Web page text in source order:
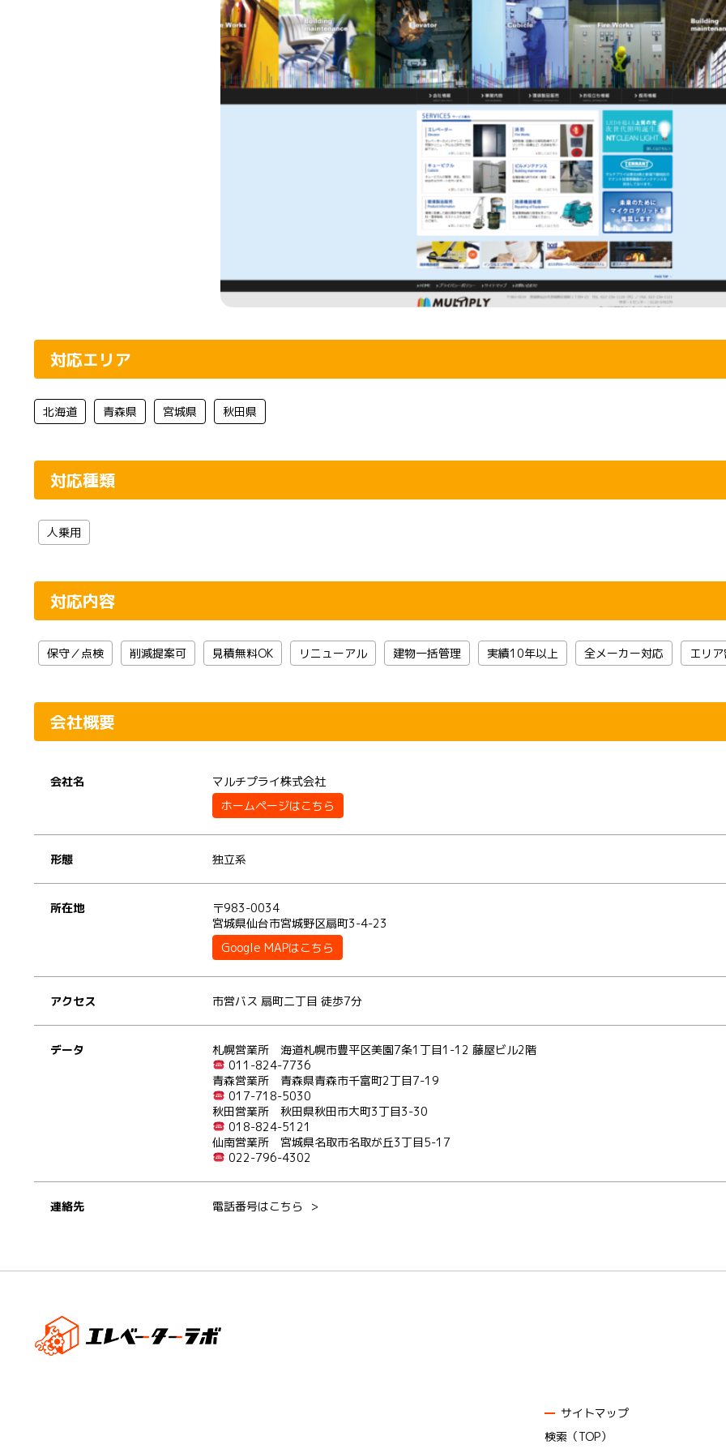
対応エリア
北海道 青森県 宮城県 秋田県
対応種類
人乗用
対応内容
保守／点検 削減提案可 見積無料OK リニューアル 建物一括管理 実績10年以上 全メーカー対応 エリ
会社概要
会社名
マルチプライ株式会社
ホームページはこちら
形態 独立系
所在地
〒983-0034
宮城県仙台市宮城野区扇町3-4-23
Google MAPはこちら
アクセス 市営バス 扇町二丁目 徒歩7分
データ
札幌営業所 海道札幌市豊平区美園7条1丁目1-12 藤屋ビル2階
011-824-7736
青森営業所 青森県青森市千富町2丁目7-19
017-718-5030
秋田営業所 秋田県秋田市大町3丁目3-30
018-824-5121
仙南営業所 宮城県名取市名取が丘3丁目5-17
022-796-4302
連絡先 電話番号はこちら
サイトマップ
検索（TOP）